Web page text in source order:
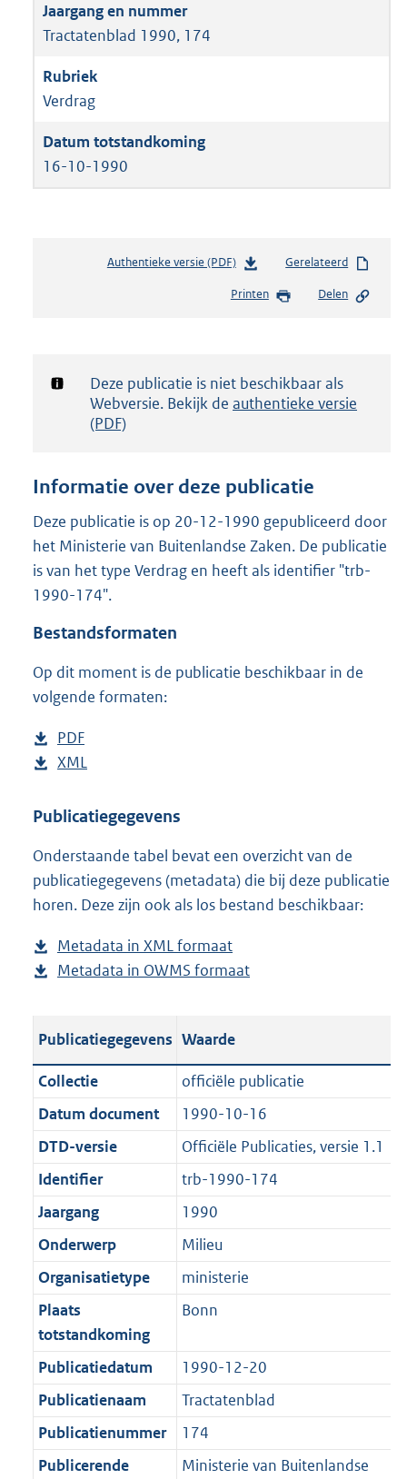
Tractatenblad 1990, 174
Verdrag
16-10-1990
Authentieke versie (PDF)b
s
d
g
t
e
:
5
Gerelateerd
Printen Delen
Notificatie:
Deze publicatie is niet beschikbaar als
Webversie. Bekijk de authentieke versie
(PDF)
Informatie over deze publicatie
Deze publicatie is op 20-12-1990 gepubliceerd door
het Ministerie van Buitenlandse Zaken. De publicatie
is van het type Verdrag en heeft als identifier "trb-
1990-174".
Bestandsformaten
Op dit moment is de publicatie beschikbaar in de
volgende formaten:
D
o
n
o
a
d
u
b
i
a
t
i
e
i
f
o
r
m
a
t
PDF
e
t
n
d
s
r
o
t
e
5
3
8
b
D
w
l
o
a
p
u
l
c
a
t
i
e
n
f
o
m
a
a
t
XML
s
a
n
d
g
r
o
t
e
:
0
K
Publicatiegegevens
Onderstaande tabel bevat een overzicht van de
publicatiegegevens (metadata) die bij deze publicatie
horen. Deze zijn ook als los bestand beschikbaar:
Metadata in XML formaat
e
a
n
d
s
g
r
o
t
e
K
b
Metadata in OWMS formaat
a
n
d
s
g
r
t
t
2
K
b
Publicatiegegevens Waarde
Collectie
officiële publicatie
Datum document
1990-10-16
DTD-versie
Officiële Publicaties, versie 1.1
Identifier
trb-1990-174
Jaargang
1990
Onderwerp
Milieu
Organisatietype
ministerie
Plaats
totstandkoming
Bonn
Publicatiedatum
1990-12-20
Publicatienaam
Tractatenblad
Publicatienummer
174
Publicerende
Ministerie van Buitenlandse